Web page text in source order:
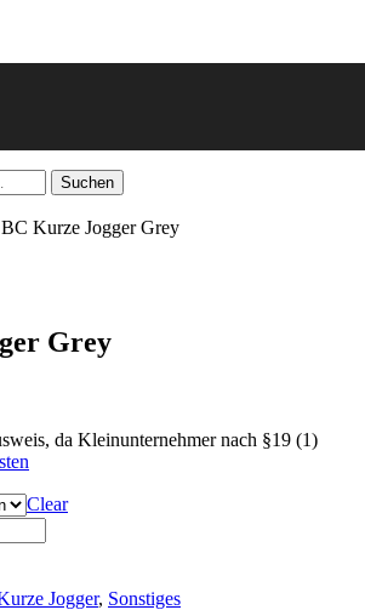
Kurze Jogger Grey
Grey
da Kleinunternehmer nach §19 (1)
Clear
Jogger, Sonstiges